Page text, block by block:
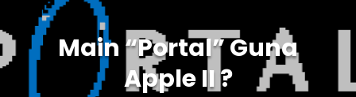
Main “Portal” Guna
Apple II ?